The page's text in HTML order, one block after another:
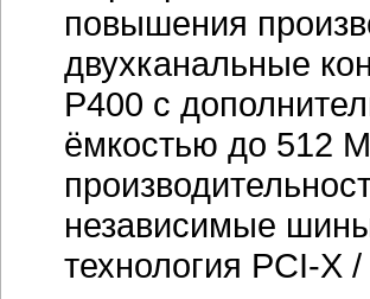
повышения
двухканальные
P400 с
ёмкостью до 512
независимые
технология PCI-X